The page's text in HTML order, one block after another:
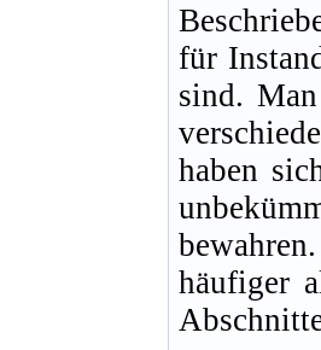
für
sind.
haben
häufiger